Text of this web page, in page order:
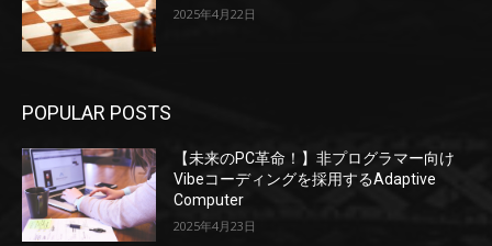
2025年4月22日
POPULAR POSTS
【未来のPC革命！】非プログラマー向け
Vibeコーディングを採用するAdaptive
Computer
2025年4月23日